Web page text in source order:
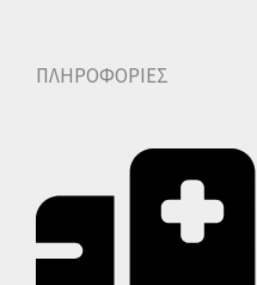
ΠΛΗΡΟΦΟΡΙΕΣ